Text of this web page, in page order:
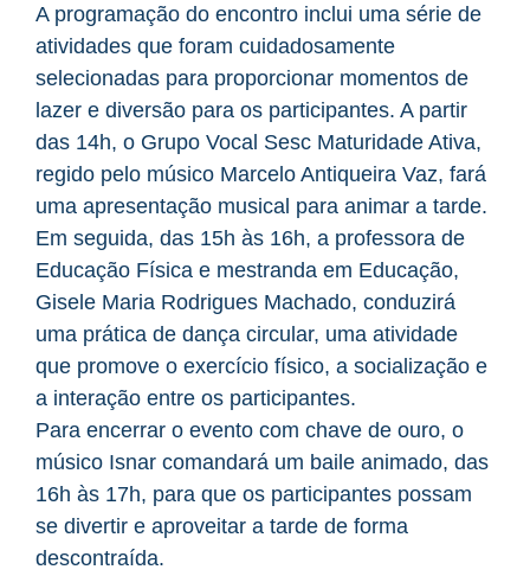
A programação do encontro inclui uma série de
atividades que foram cuidadosamente
selecionadas para proporcionar momentos de
lazer e diversão para os participantes. A partir
das 14h, o Grupo Vocal Sesc Maturidade Ativa,
regido pelo músico Marcelo Antiqueira Vaz, fará
uma apresentação musical para animar a tarde.
Em seguida, das 15h às 16h, a professora de
Educação Física e mestranda em Educação,
Gisele Maria Rodrigues Machado, conduzirá
uma prática de dança circular, uma atividade
que promove o exercício físico, a socialização e
a interação entre os participantes.
Para encerrar o evento com chave de ouro, o
músico Isnar comandará um baile animado, das
16h às 17h, para que os participantes possam
se divertir e aproveitar a tarde de forma
descontraída.